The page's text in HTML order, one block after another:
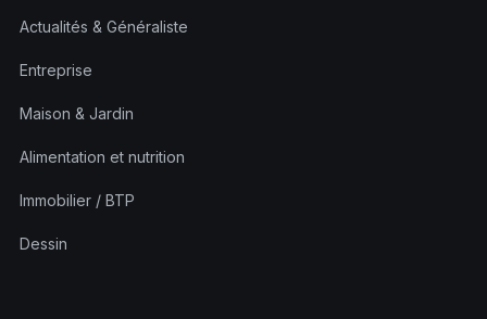
Actualités & Généraliste
Entreprise
Maison & Jardin
Alimentation et nutrition
Immobilier / BTP
Dessin